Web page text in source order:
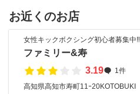
お近くのお店
女性キックボクシング初心者募集中‼️
ファミリー&寿
3.19
1件
高知県高知市寿町11ｰ20KOTOBUKI